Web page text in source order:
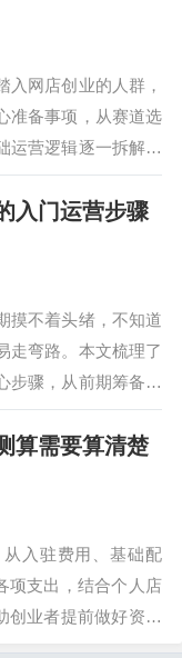
入网店创业的人群，
准备事项，从赛道选
运营逻辑逐一拆解，
区，用最低试错成本
步骤，快速掌握网店
入门运营步骤
摸不着头绪，不知道
走弯路。本文梳理了
步骤，从前期筹备到
基础引流和售后维
逻辑，快速掌握入门
算需要算清楚
入驻费用、基础配
项支出，结合个人店
创业者提前做好资金